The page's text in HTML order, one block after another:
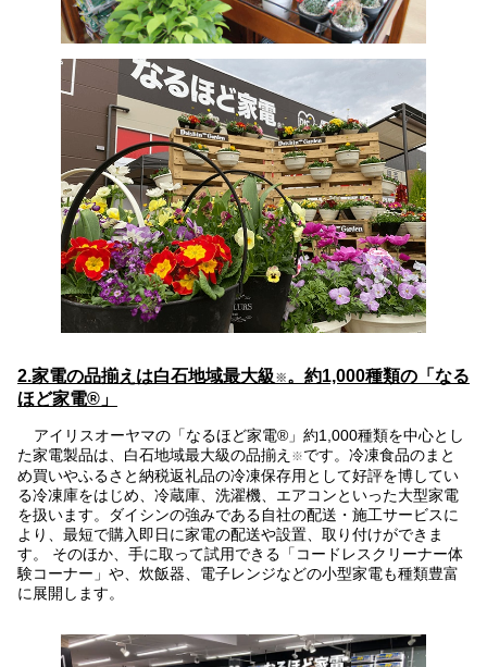
2.家電の品揃えは白石地域最大級※。約1,000種類の「なる
ほど家電®」
アイリスオーヤマの「なるほど家電®」約1,000種類を中心とし
た家電製品は、白石地域最大級の品揃え ※です。冷凍食品のまと
め買いやふるさと納税返礼品の冷凍保存用として好評を博してい
る冷凍庫をはじめ、冷蔵庫、洗濯機、エアコンといった大型家電
を扱います。ダイシンの強みである自社の配送・施工サービスに
より、最短で購入即日に家電の配送や設置、取り付けができま
す。 そのほか、手に取って試用できる「コードレスクリーナー体
験コーナー」や、炊飯器、電子レンジなどの小型家電も種類豊富
に展開します。